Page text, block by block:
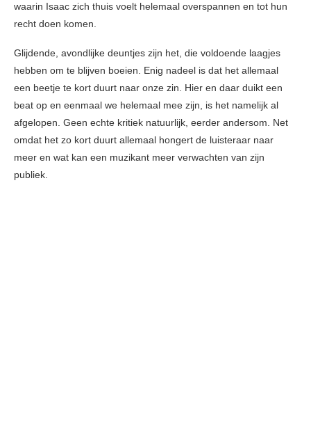
waarin Isaac zich thuis voelt helemaal overspannen en tot hun
recht doen komen.
Glijdende, avondlijke deuntjes zijn het, die voldoende laagjes
hebben om te blijven boeien. Enig nadeel is dat het allemaal
een beetje te kort duurt naar onze zin. Hier en daar duikt een
beat op en eenmaal we helemaal mee zijn, is het namelijk al
afgelopen. Geen echte kritiek natuurlijk, eerder andersom. Net
omdat het zo kort duurt allemaal hongert de luisteraar naar
meer en wat kan een muzikant meer verwachten van zijn
publiek.